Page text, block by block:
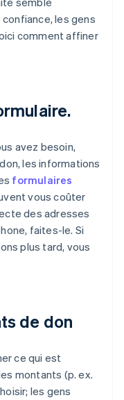
les gens
comment affiner
avez besoin,
les informations
formulaires
vous coûter
des adresses
faites-le. Si
plus tard, vous
de don
ce qui est
montants (p. ex.
les gens